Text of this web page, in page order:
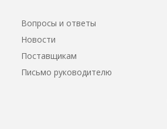
Вопросы и ответы
Новости
Поставщикам
Письмо руководителю